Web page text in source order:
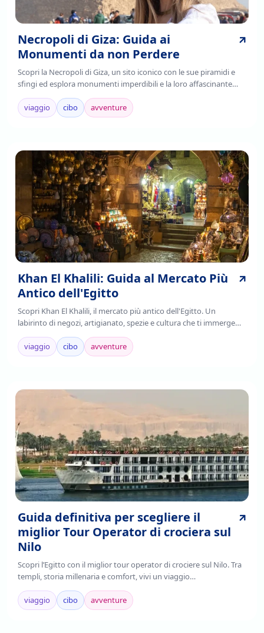
Necropoli di Giza: Guida ai
Monumenti da non Perdere
Scopri la Necropoli di Giza, un sito iconico con le sue piramidi e
sfingi ed esplora monumenti imperdibili e la loro affascinante
storia. Leggi di più!
viaggio
cibo avventure
Khan El Khalili: Guida al Mercato Più
Antico dell'Egitto
Scopri Khan El Khalili, il mercato più antico dell'Egitto. Un
labirinto di negozi, artigianato, spezie e cultura che ti immerge
nell'autenticità cairota. Leggi!
viaggio
cibo avventure
Guida definitiva per scegliere il
miglior Tour Operator di crociera sul
Nilo
Scopri l’Egitto con il miglior tour operator di crociere sul Nilo. Tra
templi, storia millenaria e comfort, vivi un viaggio
indimenticabile.Prenota ora!
viaggio
cibo avventure